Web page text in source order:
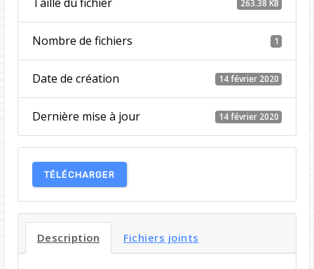
263.38 KB
Nombre de fichiers 1
Date de création 14 février 2020
Dernière mise à jour 14 février 2020
TÉLÉCHARGER
Description Fichiers joints